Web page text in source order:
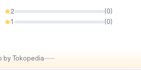
2 (0)
0%
1 (0)
0%
by Tokopedia